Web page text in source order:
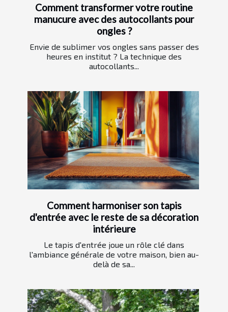
Comment transformer votre routine
manucure avec des autocollants pour
ongles ?
Envie de sublimer vos ongles sans passer des
heures en institut ? La technique des
autocollants...
Comment harmoniser son tapis
d'entrée avec le reste de sa décoration
intérieure
Le tapis d'entrée joue un rôle clé dans
l'ambiance générale de votre maison, bien au-
delà de sa...